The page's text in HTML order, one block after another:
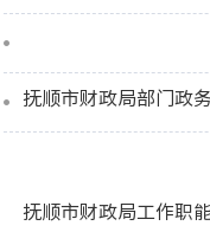
抚顺市财政局部门政
抚顺市财政局工作职